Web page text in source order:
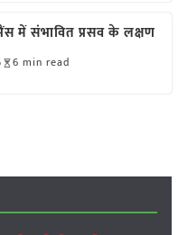
में संभावित प्रसव के लक्षण
6 min read